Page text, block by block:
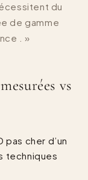
du
de gamme
. »
vs
pas cher d’un
techniques